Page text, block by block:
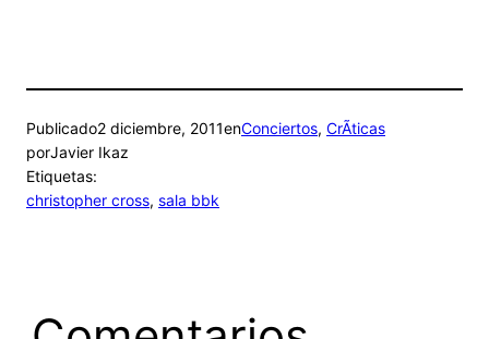
Publicado2 diciembre, 2011enConciertos, CrÃ­ticas
porJavier Ikaz
Etiquetas:
christopher cross, sala bbk